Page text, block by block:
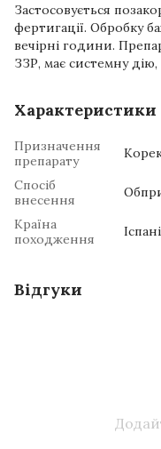
Застосовується
фертигації. Обробку
вечірні години.
ЗЗР, має системну
Характеристики
Призначення
препарату
Спосіб
внесення
Країна
походження
Відгуки